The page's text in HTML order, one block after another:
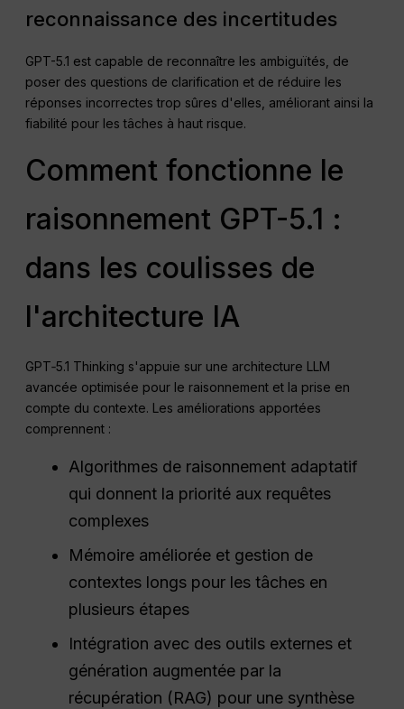
reconnaissance des incertitudes
GPT-5.1 est capable de reconnaître les ambiguïtés, de
poser des questions de clarification et de réduire les
réponses incorrectes trop sûres d'elles, améliorant ainsi la
fiabilité pour les tâches à haut risque.
Comment fonctionne le
raisonnement GPT-5.1 :
dans les coulisses de
l'architecture IA
GPT‑5.1 Thinking s'appuie sur une architecture LLM
avancée optimisée pour le raisonnement et la prise en
compte du contexte. Les améliorations apportées
comprennent :
Algorithmes de raisonnement adaptatif
qui donnent la priorité aux requêtes
complexes
Mémoire améliorée et gestion de
contextes longs pour les tâches en
plusieurs étapes
Intégration avec des outils externes et
génération augmentée par la
récupération (RAG) pour une synthèse